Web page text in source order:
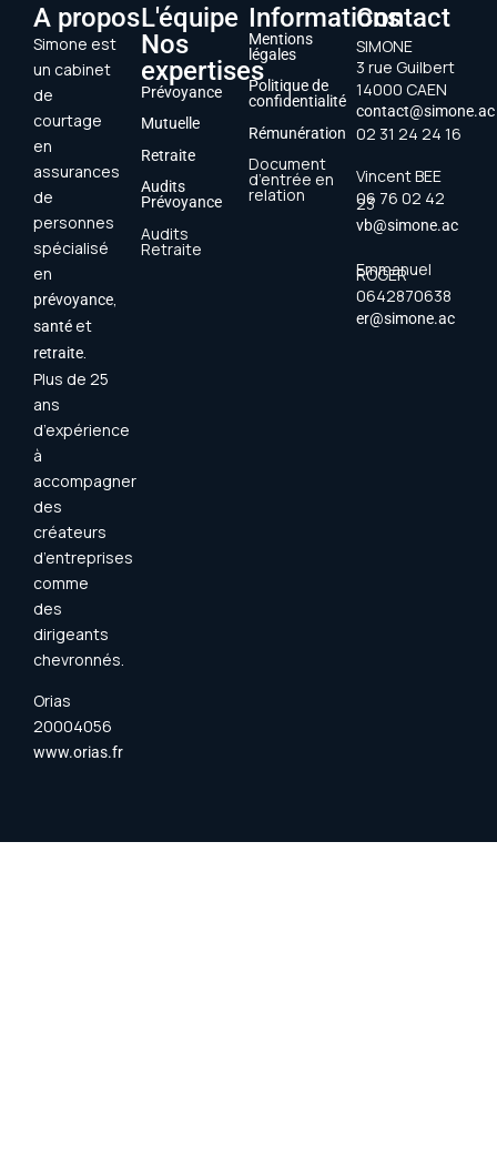
A propos
Simone est
un cabinet
de
courtage
en
assurances
de
personnes
spécialisé
en
prévoyance,
santé et
retraite.
Plus de 25
ans
d’expérience
à
accompagner
des
créateurs
d’entreprises
comme
des
dirigeants
chevronnés.
Orias
20004056
www.orias.fr
L'équipe
Nos
expertises
Prévoyance
Mutuelle
Retraite
Audits
Prévoyance
Audits
Retraite
Informations
Mentions
légales
Politique de
confidentialité
Rémunération
Document
d’entrée en
relation
Contact
SIMONE
3 rue Guilbert
14000 CAEN
contact@simone.ac
02 31 24 24 16
Vincent BEE
06 76 02 42
23
vb@simone.ac
Emmanuel
ROGER
0642870638
er@simone.ac